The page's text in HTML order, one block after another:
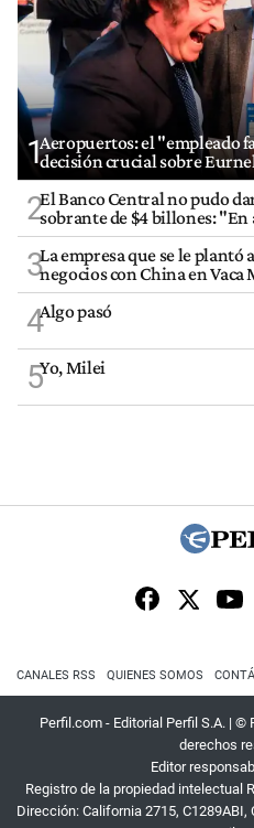
1Aeropuertos: el "empleado
decisión crucial sobre
2El Banco Central no pudo
sobrante de $4 billones:
3La empresa que se le plantó
negocios con China en Vaca
4Algo pasó
5Yo, Milei
CANALES RSS QUIENES SOMOS
Perfil.com - Editorial Perfil S.A. | ©
derechos
Editor
Registro de la propiedad intelectual
Dirección: California 2715, C1289ABI,